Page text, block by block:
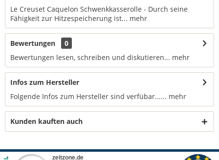
Le Creuset Caquelon Schwenkkasserolle - Durch seine
Fähigkeit zur Hitzespeicherung ist... mehr
Bewertungen
0
Bewertungen lesen, schreiben und diskutieren... mehr
Infos zum Hersteller
Folgende Infos zum Hersteller sind verfübar...... mehr
Kunden kauften auch